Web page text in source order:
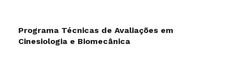
Programa Técnicas de Avaliações em
Cinesiologia e Biomecânica